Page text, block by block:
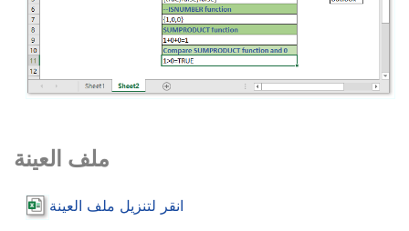
ملف العينة
انقر لتنزيل ملف العينة